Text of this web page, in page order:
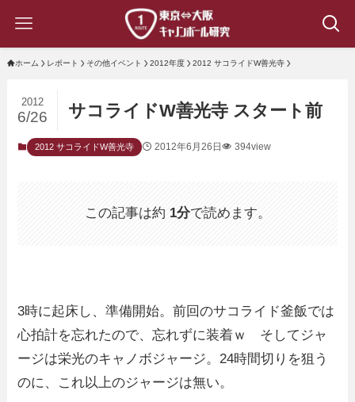
ホーム レポート その他イベント 2012年度 2012 サコライドW善光寺
サコライドW善光寺 スタート前
2012
6/26
2012 サコライドW善光寺 2012年6月26日 394view
この記事は約 1分で読めます。
3時に起床し、準備開始。前回のサコライド釜飯では
心拍計を忘れたので、忘れずに装着ｗ そしてジャ
ージは栄光のキャノボジャージ。24時間切りを狙う
のに、これ以上のジャージは無い。